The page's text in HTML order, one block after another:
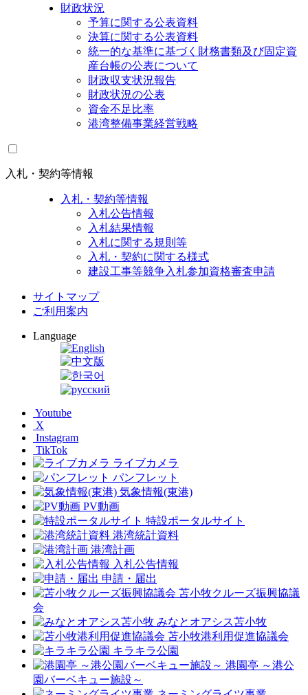
財政状況
予算に関する公表資料
決算に関する公表資料
統一的な基準に基づく財務書類及び固定資
産台帳の公表について
財政収支状況報告
財政状況の公表
資金不足比率
港湾整備事業経営戦略
入札・契約等情報
入札・契約等情報
入札公告情報
入札結果情報
入札に関する規則等
入札・契約に関する様式
建設工事等競争入札参加資格審査申請
サイトマップ
ご利用案内
Language
Youtube
X
Instagram
TikTok
ライブカメラ
パンフレット
気象情報(東港)
PV動画
特設ポータルサイト
港湾統計資料
港湾計画
入札公告情報
申請・届出
苫小牧クルーズ振興協議
会
みなとオアシス苫小牧
苫小牧港利用促進協議会
キラキラ公園
港園亭 ～港公
園バーベキュー施設～